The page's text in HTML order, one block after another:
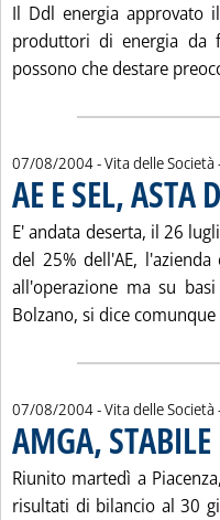
Il Ddl energia approvato
produttori di energia da
possono che destare
07/08/2004- Vita delle Società
AE E SEL, ASTA
. Pubblicata sabato 07 agosto 2004
E' andata deserta, il 26
del 25% dell'AE,
all'operazione ma su
Bolzano, si dice
07/08/2004- Vita delle Società
AMGA, STABILE
Riunito martedì a
risultati di bilancio al 30